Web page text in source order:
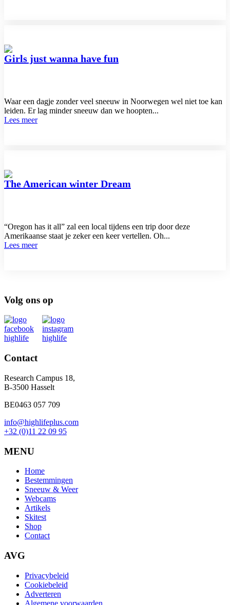
Girls just wanna have fun
Waar een dagje zonder veel sneeuw in Noorwegen wel niet toe kan
leiden. Er lag minder sneeuw dan we hoopten...
Lees meer
The American winter Dream
“Oregon has it all” zal een local tijdens een trip door deze
Amerikaanse staat je zeker een keer vertellen. Oh...
Lees meer
Volg ons op
Contact
Research Campus 18,
B-3500 Hasselt
BE0463 057 709
info@highlifeplus.com
+32 (0)11 22 09 95
MENU
Home
Bestemmingen
Sneeuw & Weer
Webcams
Artikels
Skitest
Shop
Contact
AVG
Privacybeleid
Cookiebeleid
Adverteren
Algemene voorwaarden